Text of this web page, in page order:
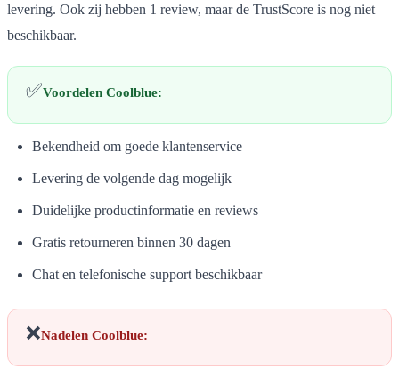
levering. Ook zij hebben 1 review, maar de TrustScore is nog niet
beschikbaar.
✅Voordelen Coolblue:
Bekendheid om goede klantenservice
Levering de volgende dag mogelijk
Duidelijke productinformatie en reviews
Gratis retourneren binnen 30 dagen
Chat en telefonische support beschikbaar
❌Nadelen Coolblue: